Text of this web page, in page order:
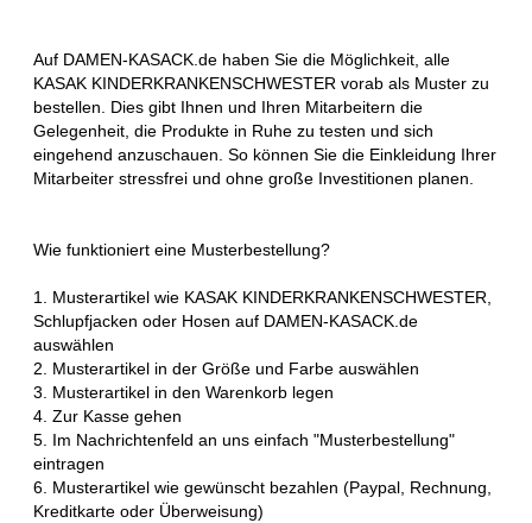
Auf DAMEN-KASACK.de haben Sie die Möglichkeit, alle
KASAK KINDERKRANKENSCHWESTER vorab als Muster zu
bestellen. Dies gibt Ihnen und Ihren Mitarbeitern die
Gelegenheit, die Produkte in Ruhe zu testen und sich
eingehend anzuschauen. So können Sie die Einkleidung Ihrer
Mitarbeiter stressfrei und ohne große Investitionen planen.
Wie funktioniert eine Musterbestellung?
1. Musterartikel wie KASAK KINDERKRANKENSCHWESTER,
Schlupfjacken oder Hosen auf DAMEN-KASACK.de
auswählen
2. Musterartikel in der Größe und Farbe auswählen
3. Musterartikel in den Warenkorb legen
4. Zur Kasse gehen
5. Im Nachrichtenfeld an uns einfach "Musterbestellung"
eintragen
6. Musterartikel wie gewünscht bezahlen (Paypal, Rechnung,
Kreditkarte oder Überweisung)